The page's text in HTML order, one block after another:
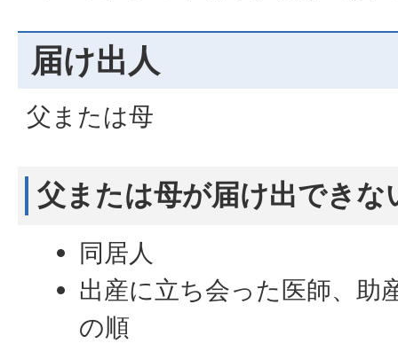
届け出人
父または母
父または母が届け出できな
同居人
出産に立ち会った医師、助
の順